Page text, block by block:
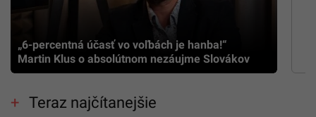
„6-percentná účasť vo voľbách je hanba!“
Martin Klus o absolútnom nezáujme Slovákov
Teraz najčítanejšie